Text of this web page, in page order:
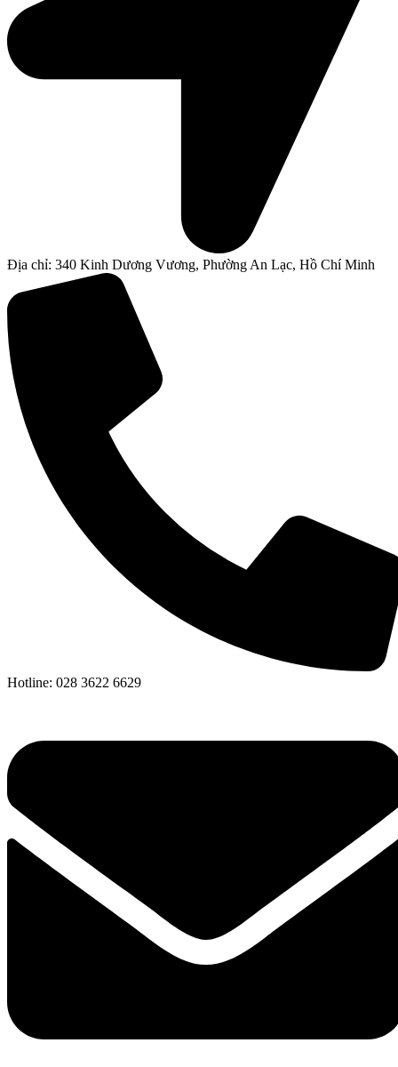
Địa chỉ: 340 Kinh Dương Vương, Phường An Lạc, Hồ Chí Minh
Hotline: 028 3622 6629